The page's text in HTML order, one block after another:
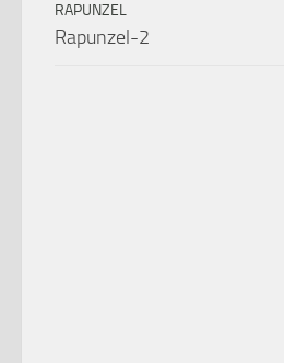
RAPUNZEL
Rapunzel-2